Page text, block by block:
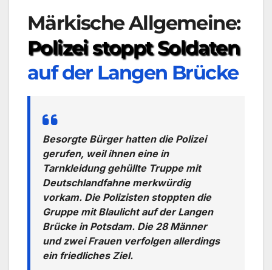
Märkische Allgemeine:
Polizei stoppt Soldaten
auf der Langen Brücke
Besorgte Bürger hatten die Polizei
gerufen, weil ihnen eine in
Tarnkleidung gehüllte Truppe mit
Deutschlandfahne merkwürdig
vorkam. Die Polizisten stoppten die
Gruppe mit Blaulicht auf der Langen
Brücke in Potsdam. Die 28 Männer
und zwei Frauen verfolgen allerdings
ein friedliches Ziel.